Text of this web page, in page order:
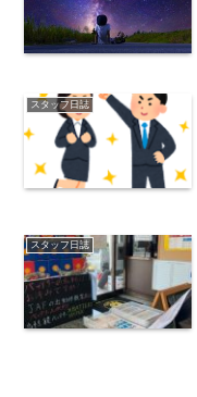
スタッフ日誌
スタッフ日誌